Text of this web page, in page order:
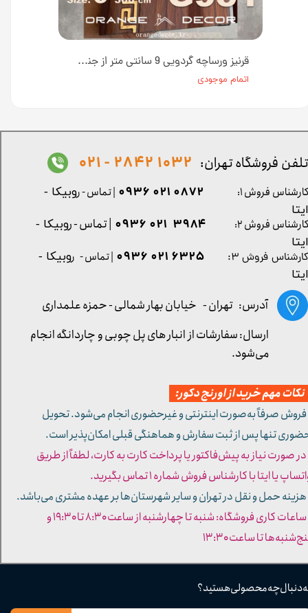
قرنیز ورساچه گردویی 9 سانتی متر از جنس پی وی سی کد G951
اتمام موجودی
دنبال چه محصولی هستید؟
کارشناس فروش ۳: ۶۳۲۵ ۰۲۱ ۰۹۳۶ | تماس - روبیکا -
ایتا
آدرس: تهران - خیابان بهار شمالی - حمزه علمداری
تلفن فروشگاه تهران: 1032 2842 - 021
مهم خرید از اورنج دکور:
صرفاً به‌صورت اینترنتی و غیرحضوری انجام می‌شود. تحویل
تنها پس از ثبت سفارش و هماهنگی قبلی امکان‌پذیر است.
صورت نیاز به پیش‌فاکتور یا پرداخت کارت به کارت، لطفاً از طریق
یا ایتا با کارشناس فروش شماره ۱ تماس بگیرید.
حمل و نقل در تهران و سایر شهرستان‌ها بر عهده مشتری می‌باشد.
- ساعات کاری فروشگاه: شنبه تا چهارشنبه از ساعت ۸:۳۰ تا ۱۹:۳۰ و
تا ساعت ۱۳:۳۰​​​​​​​
کارشناس فروش ۱: 0872 021 0936 | تماس - روبیکا -
ایتا
کارشناس فروش ۲:
۳۹۸۴ ۰۲۱ ۰۹۳۶ | تماس - روبیکا -
ایتا
ارسال: سفارشات از انبار های پل چوبی و چاردانگه انجام
می‌شود.